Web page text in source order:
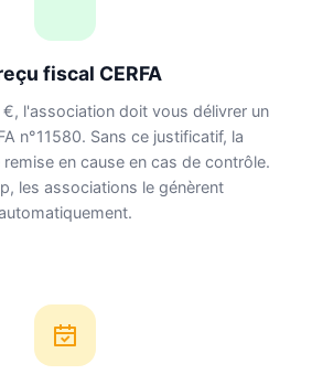
fiscal CERFA
l'association doit vous délivrer un
n°11580. Sans ce justificatif, la
en cause en cas de contrôle.
les associations le génèrent